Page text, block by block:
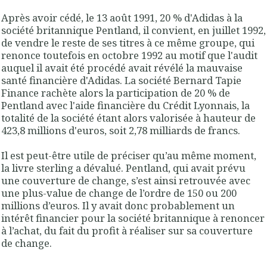
Après avoir cédé, le 13 août 1991, 20 % d'Adidas à la
société britannique Pentland, il convient, en juillet 1992,
de vendre le reste de ses titres à ce même groupe, qui
renonce toutefois en octobre 1992 au motif que l'audit
auquel il avait été procédé avait révélé la mauvaise
santé financière d'Adidas. La société Bernard Tapie
Finance rachète alors la participation de 20 % de
Pentland avec l'aide financière du Crédit Lyonnais, la
totalité de la société étant alors valorisée à hauteur de
423,8 millions d'euros, soit 2,78 milliards de francs.
Il est peut-être utile de préciser qu’au même moment,
la livre sterling a dévalué. Pentland, qui avait prévu
une couverture de change, s’est ainsi retrouvée avec
une plus-value de change de l’ordre de 150 ou 200
millions d’euros. Il y avait donc probablement un
intérêt financier pour la société britannique à renoncer
à l’achat, du fait du profit à réaliser sur sa couverture
de change.